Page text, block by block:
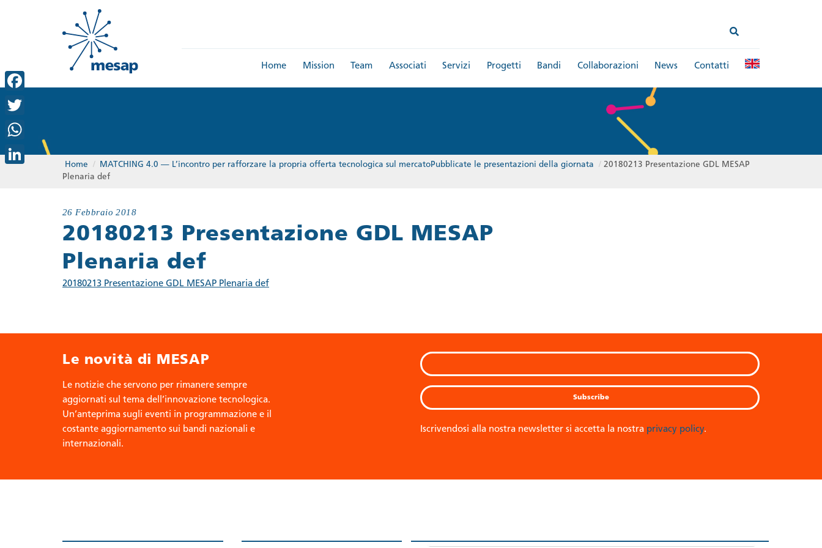
Home Mission Team Associati Servizi Progetti Bandi Collaborazioni News Contatti
Home / MATCHING 4.0 — L’incontro per rafforzare la propria offerta tecnologica sul mercatoPubblicate le presentazioni della giornata / 20180213 Presentazione GDL MESAP
Plenaria def
26 Febbraio 2018
20180213 Presentazione GDL MESAP
Plenaria def
20180213 Presentazione GDL MESAP Plenaria def
Le novità di MESAP
Le notizie che servono per rimanere sempre
aggiornati sul tema dell’innovazione tecnologica.
Un’anteprima sugli eventi in programmazione e il
costante aggiornamento sui bandi nazionali e
internazionali.
Iscrivendosi alla nostra newsletter si accetta la nostra privacy policy.
Facebook
Twitter
WhatsApp